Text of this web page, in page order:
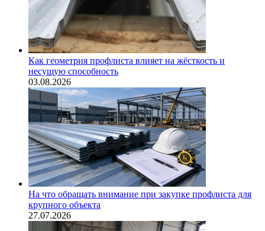
Как геометрия профлиста влияет на жёсткость и
несущую способность
03.08.2026
На что обращать внимание при закупке профлиста для
крупного объекта
27.07.2026